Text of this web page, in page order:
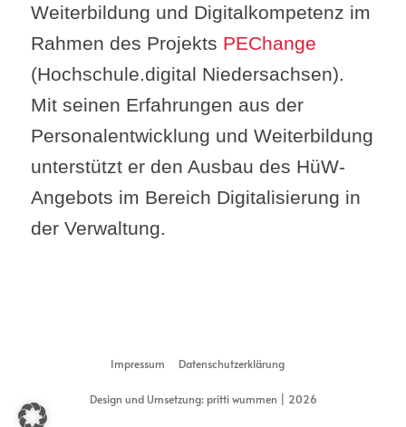
Weiterbildung und Digitalkompetenz im
Rahmen des Projekts PEChange
(Hochschule.digital Niedersachsen).
Mit seinen Erfahrungen aus der
Personalentwicklung und Weiterbildung
unterstützt er den Ausbau des HüW-
Angebots im Bereich Digitalisierung in
der Verwaltung.
Impressum Datenschutzerklärung
Design und Umsetzung: pritti wummen | 2026